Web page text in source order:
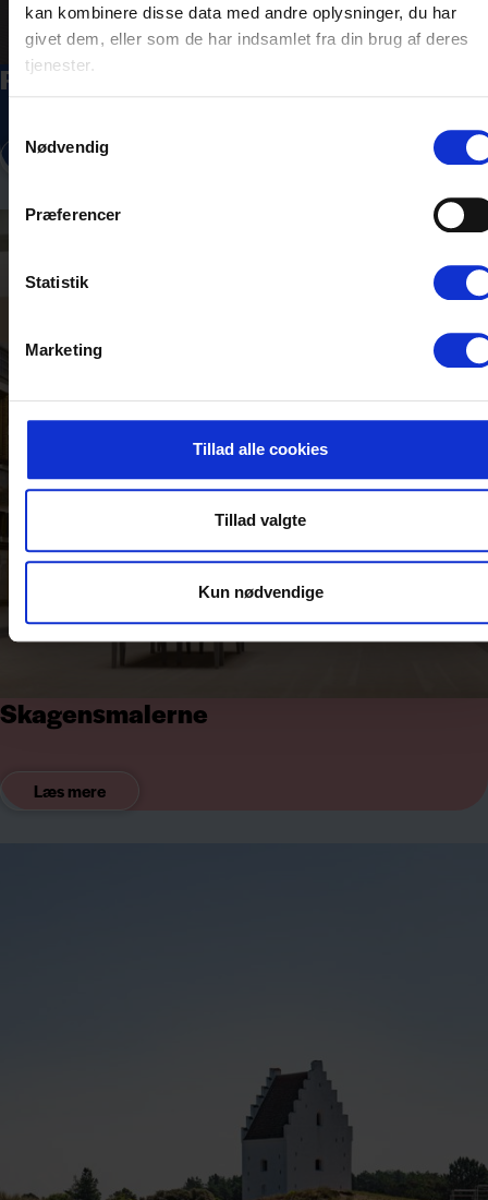
kan kombinere disse data med andre oplysninger, du har
givet dem, eller som de har indsamlet fra din brug af deres
tjenester.
Nødvendig
Præferencer
Statistik
Marketing
Tillad alle cookies
Tillad valgte
Kun nødvendige
Råbjerg Mile
Læs mere
Skagensmalerne
Læs mere